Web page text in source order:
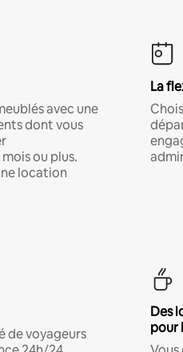
avec une
dont vous
ou plus.
location
La
de voyageurs
Des
pour